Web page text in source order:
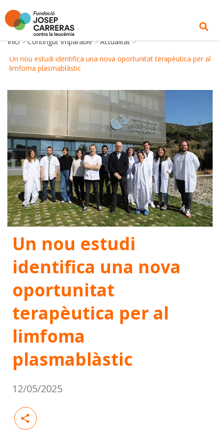
Inici >Contingut Imparable >Actualitat >
Un nou estudi identifica una nova oportunitat terapèutica per al
limfoma plasmablàstic
Un nou estudi
identifica una nova
oportunitat
terapèutica per al
limfoma
plasmablàstic
12/05/2025